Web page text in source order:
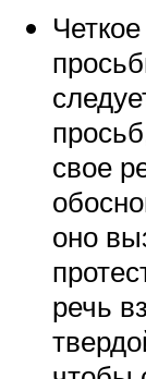
свое
оно
речь